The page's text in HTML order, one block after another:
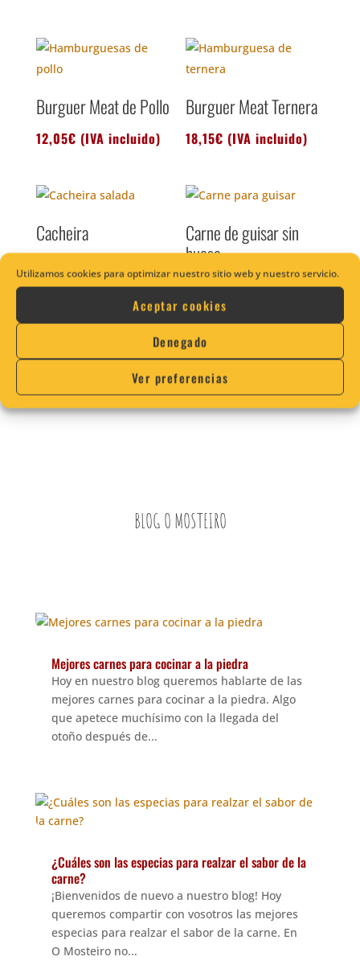
Utilizamos cookies para optimizar nuestro sitio web y nuestro servicio.
Aceptar cookies
Denegado
Ver preferencias
Burguer Meat de Pollo
12,05€ (IVA incluido)
Burguer Meat Ternera
18,15€ (IVA incluido)
Cacheira
Carne de guisar sin
hueso
19,75€ (IVA incluido)
TODOS LOS PRODUCTOS
BLOG O MOSTEIRO
Mejores carnes para cocinar a la piedra
Hoy en nuestro blog queremos hablarte de las
mejores carnes para cocinar a la piedra. Algo
que apetece muchísimo con la llegada del
otoño después de...
¿Cuáles son las especias para realzar el sabor de la
carne?
¡Bienvenidos de nuevo a nuestro blog! Hoy
queremos compartir con vosotros las mejores
especias para realzar el sabor de la carne. En
O Mosteiro no...